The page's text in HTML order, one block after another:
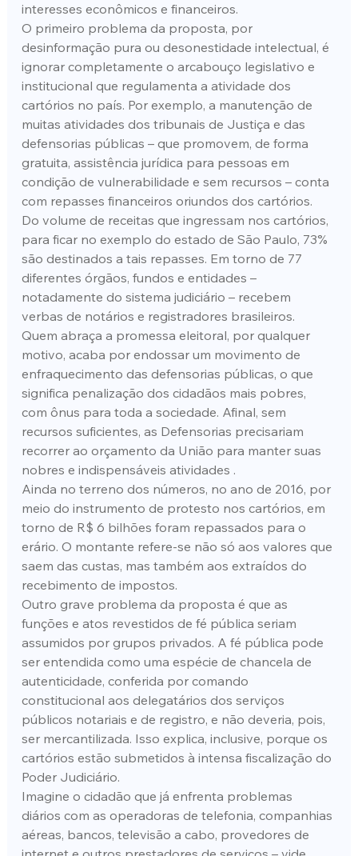
interesses econômicos e financeiros.
O primeiro problema da proposta, por
desinformação pura ou desonestidade intelectual, é
ignorar completamente o arcabouço legislativo e
institucional que regulamenta a atividade dos
cartórios no país. Por exemplo, a manutenção de
muitas atividades dos tribunais de Justiça e das
defensorias públicas – que promovem, de forma
gratuita, assistência jurídica para pessoas em
condição de vulnerabilidade e sem recursos – conta
com repasses financeiros oriundos dos cartórios.
Do volume de receitas que ingressam nos cartórios,
para ficar no exemplo do estado de São Paulo, 73%
são destinados a tais repasses. Em torno de 77
diferentes órgãos, fundos e entidades –
notadamente do sistema judiciário – recebem
verbas de notários e registradores brasileiros.
Quem abraça a promessa eleitoral, por qualquer
motivo, acaba por endossar um movimento de
enfraquecimento das defensorias públicas, o que
significa penalização dos cidadãos mais pobres,
com ônus para toda a sociedade. Afinal, sem
recursos suficientes, as Defensorias precisariam
recorrer ao orçamento da União para manter suas
nobres e indispensáveis atividades .
Ainda no terreno dos números, no ano de 2016, por
meio do instrumento de protesto nos cartórios, em
torno de R$ 6 bilhões foram repassados para o
erário. O montante refere-se não só aos valores que
saem das custas, mas também aos extraídos do
recebimento de impostos.
Outro grave problema da proposta é que as
funções e atos revestidos de fé pública seriam
assumidos por grupos privados. A fé pública pode
ser entendida como uma espécie de chancela de
autenticidade, conferida por comando
constitucional aos delegatários dos serviços
públicos notariais e de registro, e não deveria, pois,
ser mercantilizada. Isso explica, inclusive, porque os
cartórios estão submetidos à intensa fiscalização do
Poder Judiciário.
Imagine o cidadão que já enfrenta problemas
diários com as operadoras de telefonia, companhias
aéreas, bancos, televisão a cabo, provedores de